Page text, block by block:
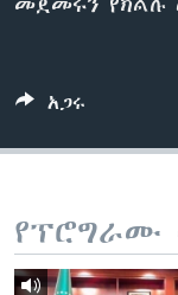
መጀመሩን የክልሉ
አጋሩ
የፕሮግራሙ